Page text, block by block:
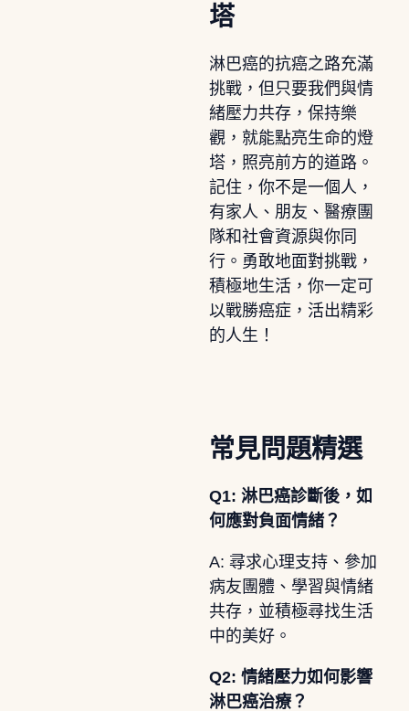
塔
淋巴癌的抗癌之路充滿
挑戰，但只要我們與情
緒壓力共存，保持樂
觀，就能點亮生命的燈
塔，照亮前方的道路。
記住，你不是一個人，
有家人、朋友、醫療團
隊和社會資源與你同
行。勇敢地面對挑戰，
積極地生活，你一定可
以戰勝癌症，活出精彩
的人生！
常見問題精選
Q1: 淋巴癌診斷後，如
何應對負面情緒？
A: 尋求心理支持、參加
病友團體、學習與情緒
共存，並積極尋找生活
中的美好。
Q2: 情緒壓力如何影響
淋巴癌治療？